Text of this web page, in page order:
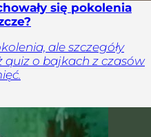
się pokolenia
ale szczegóły
quiz o bajkach z czasów